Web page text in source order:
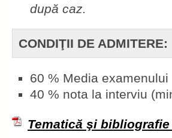
după caz.
CONDIŢII DE ADMITERE:
60 % Media
40 % nota la interviu
Tematică şi